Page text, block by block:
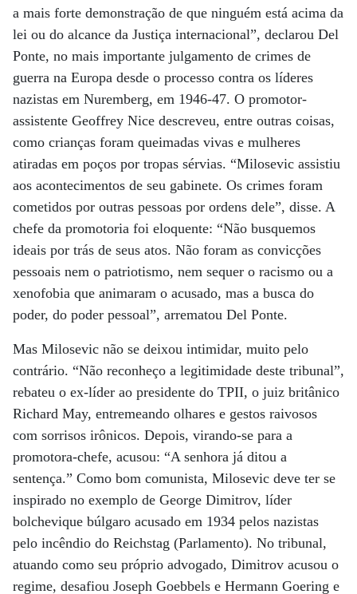
a mais forte demonstração de que ninguém está acima da
lei ou do alcance da Justiça internacional”, declarou Del
Ponte, no mais importante julgamento de crimes de
guerra na Europa desde o processo contra os líderes
nazistas em Nuremberg, em 1946-47. O promotor-
assistente Geoffrey Nice descreveu, entre outras coisas,
como crianças foram queimadas vivas e mulheres
atiradas em poços por tropas sérvias. “Milosevic assistiu
aos acontecimentos de seu gabinete. Os crimes foram
cometidos por outras pessoas por ordens dele”, disse. A
chefe da promotoria foi eloquente: “Não busquemos
ideais por trás de seus atos. Não foram as convicções
pessoais nem o patriotismo, nem sequer o racismo ou a
xenofobia que animaram o acusado, mas a busca do
poder, do poder pessoal”, arrematou Del Ponte.
Mas Milosevic não se deixou intimidar, muito pelo
contrário. “Não reconheço a legitimidade deste tribunal”,
rebateu o ex-líder ao presidente do TPII, o juiz britânico
Richard May, entremeando olhares e gestos raivosos
com sorrisos irônicos. Depois, virando-se para a
promotora-chefe, acusou: “A senhora já ditou a
sentença.” Como bom comunista, Milosevic deve ter se
inspirado no exemplo de George Dimitrov, líder
bolchevique búlgaro acusado em 1934 pelos nazistas
pelo incêndio do Reichstag (Parlamento). No tribunal,
atuando como seu próprio advogado, Dimitrov acusou o
regime, desafiou Joseph Goebbels e Hermann Goering e